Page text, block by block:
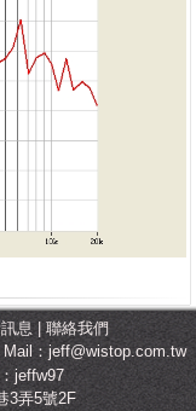
息|聯絡我們
Mail： jeff@wistop.com.tw
jeffw97
3弄5號2F